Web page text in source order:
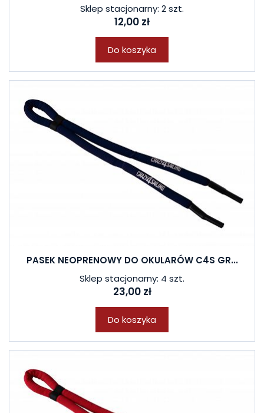
Sklep stacjonarny: 2 szt.
12,00 zł
Do koszyka
PASEK NEOPRENOWY DO OKULARÓW C4S GR...
Sklep stacjonarny: 4 szt.
23,00 zł
Do koszyka